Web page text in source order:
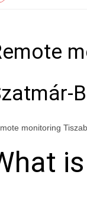
monitoring